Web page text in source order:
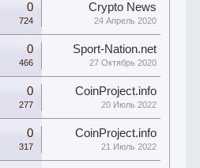
0
724
Crypto News
24 Апрель 2020
0
466
Sport-Nation.net
27 Октябрь 2020
0
277
CoinProject.info
20 Июль 2022
0
317
CoinProject.info
21 Июль 2022